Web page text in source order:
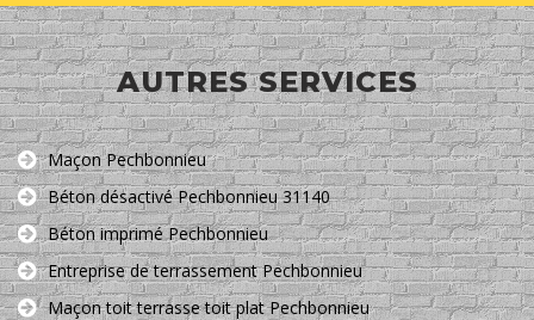
AUTRES SERVICES
Maçon Pechbonnieu
Béton désactivé Pechbonnieu 31140
Béton imprimé Pechbonnieu
Entreprise de terrassement Pechbonnieu
Maçon toit terrasse toit plat Pechbonnieu